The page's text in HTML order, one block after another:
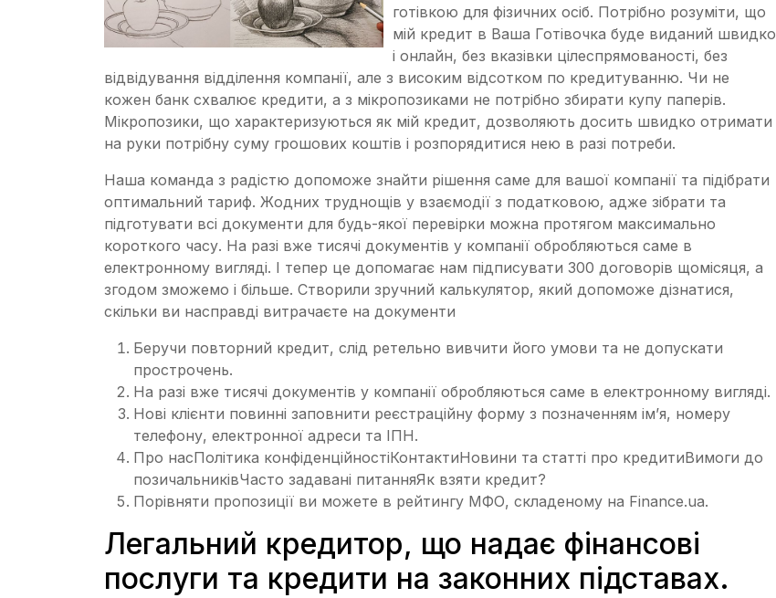
готівкою для фізичних осіб. Потрібно розуміти, що
мій кредит в Ваша Готівочка буде виданий швидко
і онлайн, без вказівки цілеспрямованості, без
відвідування відділення компанії, але з високим відсотком по кредитуванню. Чи не
кожен банк схвалює кредити, а з мікропозиками не потрібно збирати купу паперів.
Мікропозики, що характеризуються як мій кредит, дозволяють досить швидко отримати
на руки потрібну суму грошових коштів і розпорядитися нею в разі потреби.
Наша команда з радістю допоможе знайти рішення саме для вашої компанії та підібрати
оптимальний тариф. Жодних труднощів у взаємодії з податковою, адже зібрати та
підготувати всі документи для будь-якої перевірки можна протягом максимально
короткого часу. На разі вже тисячі документів у компанії обробляються саме в
електронному вигляді. І тепер це допомагає нам підписувати 300 договорів щомісяця, а
згодом зможемо і більше. Створили зручний калькулятор, який допоможе дізнатися,
скільки ви насправді витрачаєте на документи
Беручи повторний кредит, слід ретельно вивчити його умови та не допускати
прострочень.
На разі вже тисячі документів у компанії обробляються саме в електронному вигляді.
Нові клієнти повинні заповнити реєстраційну форму з позначенням ім’я, номеру
телефону, електронної адреси та ІПН.
Про насПолітика конфіденційностіКонтактиНовини та статті про кредитиВимоги до
позичальниківЧасто задавані питанняЯк взяти кредит?
Порівняти пропозиції ви можете в рейтингу МФО, складеному на Finance.ua.
Легальний кредитор, що надає фінансові
послуги та кредити на законних підставах.